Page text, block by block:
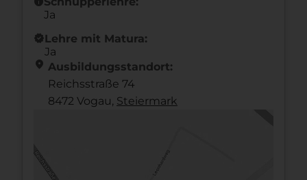
Ja
new_releasesLehre mit Matura:
Ja
location_on Ausbildungsstandort:
Reichsstraße 74
8472 Vogau, Steier­mark